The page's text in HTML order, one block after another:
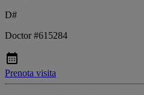
D#
Doctor #615284
Prenota visita